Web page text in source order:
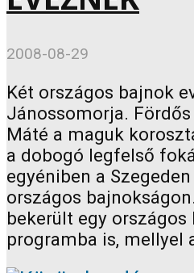
2008-08-29
Két országos bajnok
Jánossomorja.
Máté a maguk
a dobogó legfelső
egyéniben a
országos
bekerült egy országos
programba is, mellyel